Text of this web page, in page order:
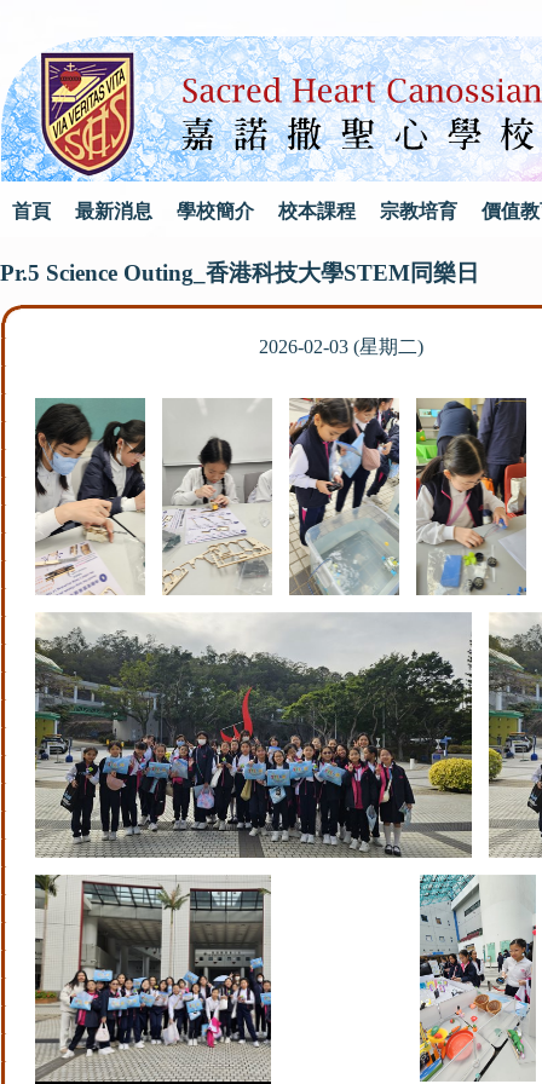
首頁 最新消息 學校簡介 校本課程 宗教培育 價值
Pr.5 Science Outing_香港科技大學STEM同樂日
2026-02-03 (星期二)